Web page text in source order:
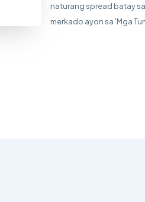
naturang spread batay
merkado ayon sa 'Mga